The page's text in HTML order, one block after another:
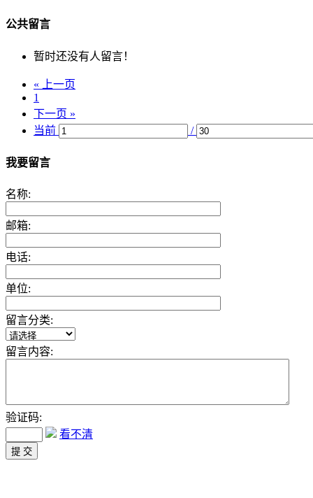
公共留言
暂时还没有人留言！
« 上一页
1
下一页 »
当前
/
我要留言
名称:
邮箱:
电话:
单位:
留言分类:
留言内容:
验证码:
看不清